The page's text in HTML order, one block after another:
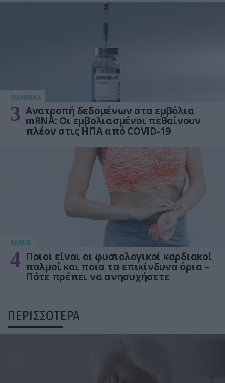
ΦΑΡΜΑΚΑ
3 Ανατροπή δεδομένων στα εμβόλια
mRNA: Οι εμβολιασμένοι πεθαίνουν
πλέον στις ΗΠΑ από COVID-19
KΑΡΔΙΑ
4 Ποιοι είναι οι φυσιολογικοί καρδιακοί
παλμοί και ποια τα επικίνδυνα όρια –
Πότε πρέπει να ανησυχήσετε
ΠΕΡΙΣΣΟΤΕΡΑ